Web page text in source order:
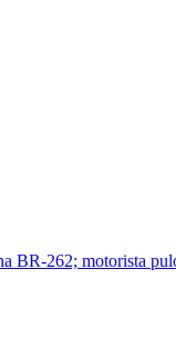
BR-262; motorista